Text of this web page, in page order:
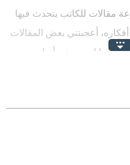
مقالات للكاتب يتحدث فيها
أعجبتني بعض المقالات
ما لم يعجبني أسلوب
والمبالغة في النبرة
كتاب جيد.